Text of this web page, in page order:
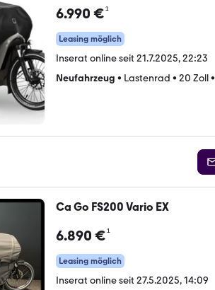
6.990 €¹
Leasing möglich
Inserat online seit 21.7.2025, 22:23
Neufahrzeug • Lastenrad • 20 Zoll•
Ca Go FS200 Vario EX
6.890 €¹
Leasing möglich
Inserat online seit 27.5.2025, 14:09